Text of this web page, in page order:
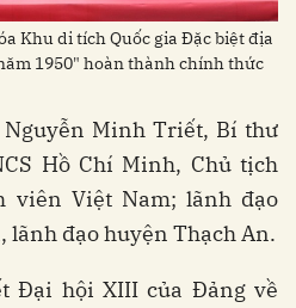
Khu di tích Quốc gia Đặc biệt địa
1950" hoàn thành chính thức
Minh Triết, Bí thư
Hồ Chí Minh, Chủ tịch
viên Việt Nam; lãnh đạo
đạo huyện Thạch An.
Đại hội XIII của Đảng về